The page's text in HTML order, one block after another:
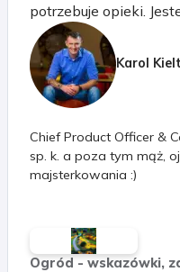
potrzebuje opieki.
Karol
Chief Product Officer &
sp. k. a poza tym mąż,
majsterkowania :)
Ogród - wskazówki,